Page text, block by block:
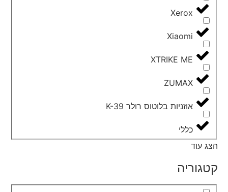
Xerox
Xiaomi
XTRIKE ME
ZUMAX
אוזניות בלוטוס רולר K-39
כללי
הצג עוד
קטגוריה